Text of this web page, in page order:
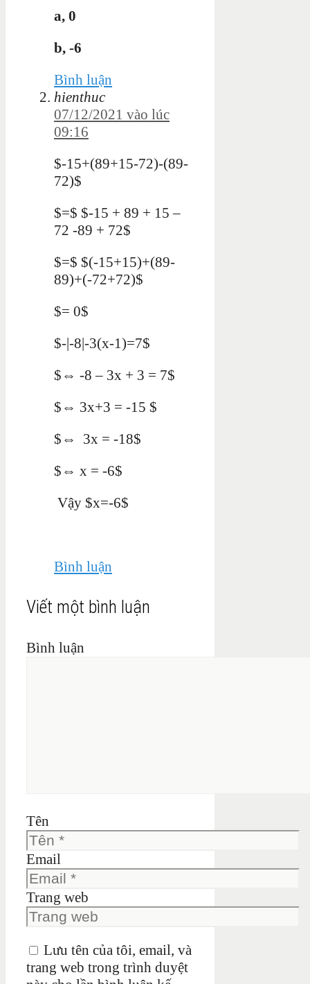
a, 0
b, -6
Bình luận
hienthuc
07/12/2021 vào lúc
09:16
$-15+(89+15-72)-(89-
72)$
$=$ $-15 + 89 + 15 –
72 -89 + 72$
$=$ $(-15+15)+(89-
89)+(-72+72)$
$= 0$
$-|-8|-3(x-1)=7$
$⇔ -8 – 3x + 3 = 7$
$⇔ 3x+3 = -15 $
$⇔ 3x = -18$
$⇔ x = -6$
Vậy $x=-6$
Bình luận
Viết một bình luận
Bình luận
Tên
Email
Trang web
Lưu tên của tôi, email, và
trang web trong trình duyệt